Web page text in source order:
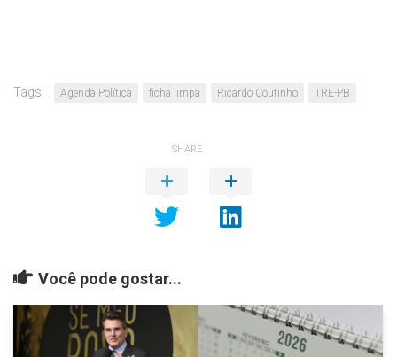
Tags: Agenda Política ficha limpa Ricardo Coutinho TRE-PB
SHARE
Você pode gostar...